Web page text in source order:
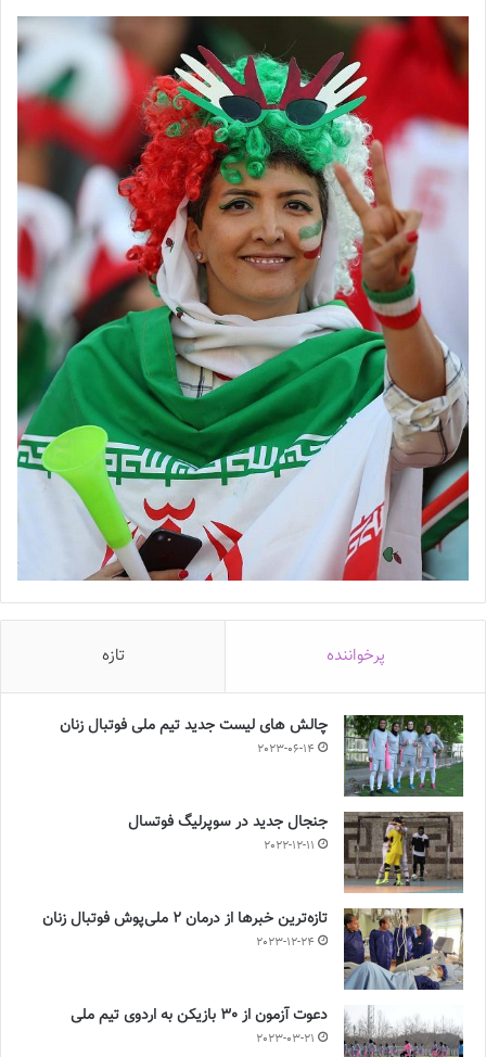
پرخواننده تازه
چالش هاى ليست جدید تيم ملى فوتبال زنان
2023-06-14
جنجال جدید در سوپرلیگ فوتسال
2022-12-11
تازه‌ترین خبرها از درمان ۲ ملی‌پوش فوتبال زنان
2023-12-24
دعوت آزمون از 30 بازیکن به اردوی تیم ملی
2023-03-21